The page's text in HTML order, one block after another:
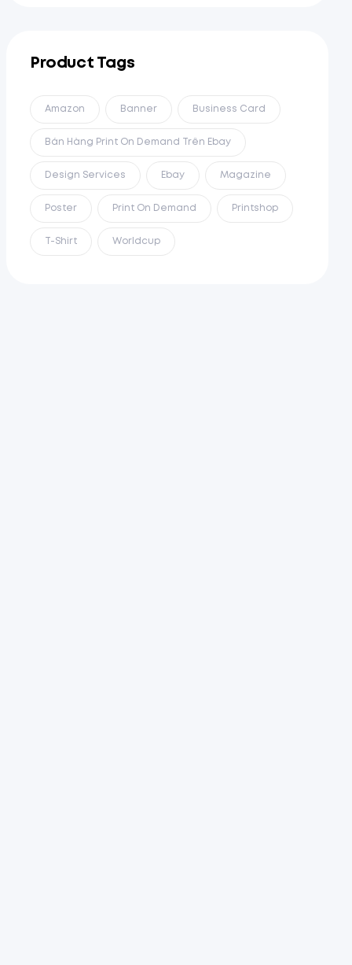
Product Tags
Amazon Banner Business Card
Bán Hàng Print On Demand Trên Ebay
Design Services Ebay Magazine
Poster Print On Demand Printshop
T-Shirt Worldcup